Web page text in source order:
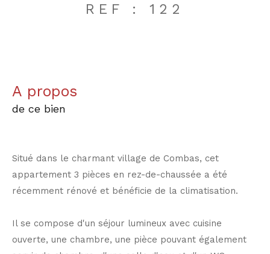
REF : 122
a propos
de ce bien
Situé dans le charmant village de Combas, cet
appartement 3 pièces en rez-de-chaussée a été
récemment rénové et bénéficie de la climatisation.
Il se compose d'un séjour lumineux avec cuisine
ouverte, une chambre, une pièce pouvant également